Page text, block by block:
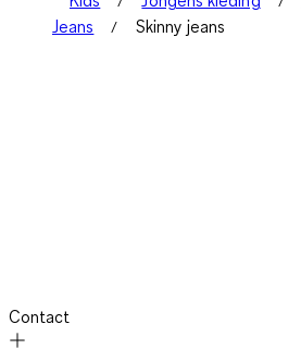
Jeans
Skinny jeans
Contact